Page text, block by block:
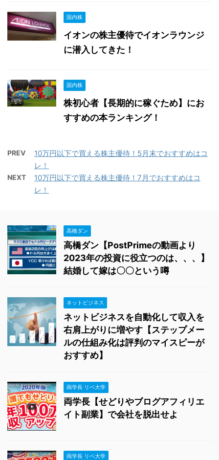
国内株
イオンの株主優待でイオンラウンジ
に潜入してきた！
国内株
株初心者【長期的に稼ぐため】にお
すすめの本ランキング！
PREV
10万円以下で買える株主優待！5月末でおすすめはコ
レ！
NEXT
10万円以下で買える株主優待！7月でおすすめはコ
レ！
高橋ダン
高橋ダン【PostPrimeの動画より
2023年の投資に役立つのは、、、】
結婚して嫁は〇〇という噂
ネットビジネス
ネットビジネスを自動化して収入を
右肩上がりに増やす【ステップメー
ルの仕組み化は評判のマイスピーが
おすすめ】
両学長 リベ大学
両学長【せどりやブログアフィリエ
イト副業】で会社を脱出せよ
両学長 リベ大学